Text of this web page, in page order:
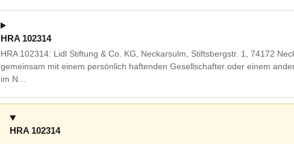
HRA 102314
HRA 102314: Lidl Stiftung & Co. KG, Neckarsulm, Stiftsbergstr. 1, 74172
gemeinsam mit einem persönlich haftenden Gesellschafter oder einem
im N…
HRA 102314